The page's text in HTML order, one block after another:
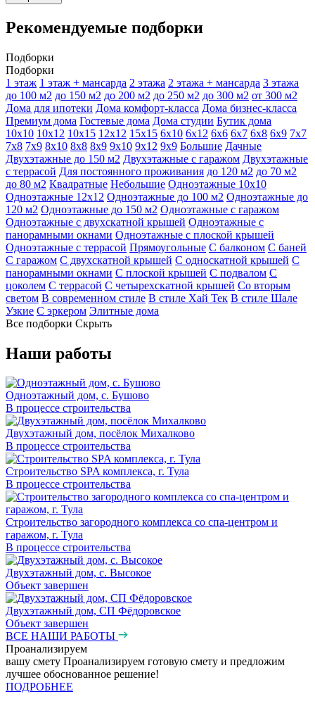
Рекомендуемые подборки
Подборки
Подборки
1 этаж 1 этаж + мансарда 2 этажа 2 этажа + мансарда 3 этажа
до 100 м2 до 150 м2 до 200 м2 до 250 м2 до 300 м2 от 300 м2
Дома для ипотеки Дома комфорт-класса Дома бизнес-класса
Премиум дома Гостевые дома Дома студии Бутик дома
10х10 10х12 10х15 12х12 15х15 6х10 6х12 6х6 6х7 6х8 6х9 7х7
7х8 7х9 8х10 8х8 8х9 9х10 9х12 9х9 Большие Дачные
Двухэтажные до 150 м2 Двухэтажные с гаражом Двухэтажные
с террасой Для постоянного проживания до 120 м2 до 70 м2
до 80 м2 Квадратные Небольшие Одноэтажные 10х10
Одноэтажные 12х12 Одноэтажные до 100 м2 Одноэтажные до
120 м2 Одноэтажные до 150 м2 Одноэтажные с гаражом
Одноэтажные с двухскатной крышей Одноэтажные с
панорамными окнами Одноэтажные с плоской крышей
Одноэтажные с террасой Прямоугольные С балконом С баней
С гаражом С двухскатной крышей С односкатной крышей С
панорамными окнами С плоской крышей С подвалом С
цоколем С террасой С четырехскатной крышей Со вторым
светом В современном стиле В стиле Хай Тек В стиле Шале
Узкие С эркером Элитные дома
Все подборки Скрыть
Наши работы
Одноэтажный дом, с. Бушово
В процессе строительства
Двухэтажный дом, посёлок Михалково
В процессе строительства
Строительство SPA комплекса, г. Тула
В процессе строительства
Строительство загородного комплекса со спа-центром и
гаражом, г. Тула
В процессе строительства
Двухэтажный дом, с. Высокое
Объект завершен
Двухэтажный дом, СП Фёдоровское
Объект завершен
ВСЕ НАШИ РАБОТЫ
Проанализируем
вашу смету Проанализируем готовую смету и предложим
лучшее обоснованное решение!
ПОДРОБНЕЕ